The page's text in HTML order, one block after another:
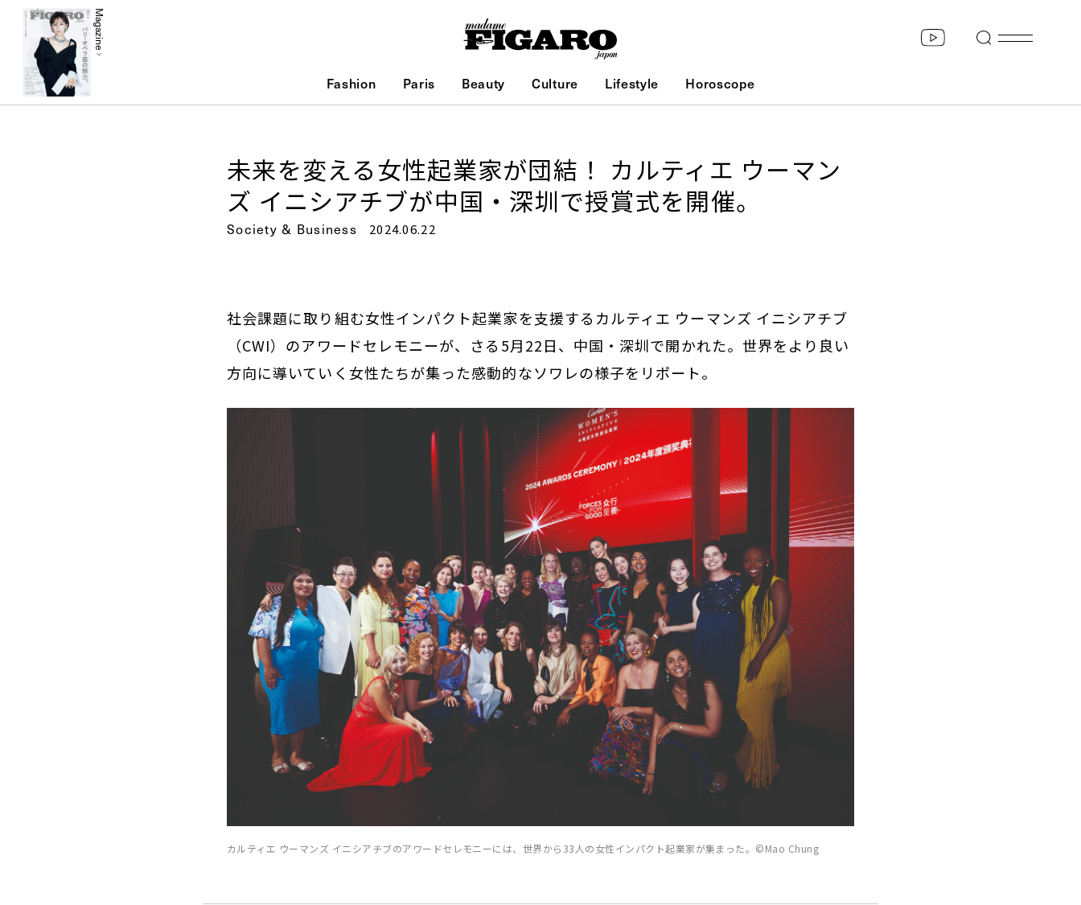
Magazine
Fashion Paris Beauty Culture Lifestyle Horoscope
未来を変える女性起業家が団結！ カルティエ ウーマン
ズ イニシアチブが中国・深圳で授賞式を開催。
Society & Business 2024.06.22
社会課題に取り組む女性インパクト起業家を支援するカルティエ ウーマンズ イニシアチブ
（CWI）のアワードセレモニーが、さる5月22日、中国・深圳で開かれた。世界をより良い
方向に導いていく女性たちが集った感動的なソワレの様子をリポート。
カルティエ ウーマンズ イニシアチブのアワードセレモニーには、世界から33人の女性インパクト起業家が集まった。 ©Mao Chung